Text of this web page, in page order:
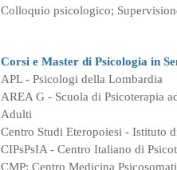
Colloquio psicologico;
Corsi e Master di Psicologia in
APL - Psicologi della Lombardia
AREA G - Scuola di Psicoterapia
Adulti
Centro Studi Eteropoiesi - Istituto
CIPsPsIA - Centro Italiano di
CMP: Centro Medicina